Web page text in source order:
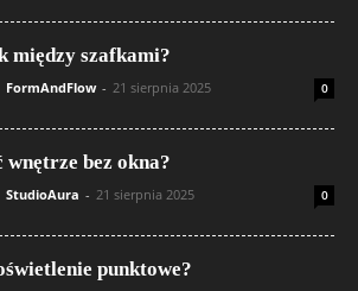
między szafkami?
FormAndFlow - 21 sierpnia 2025 0
bez okna?
StudioAura - 21 sierpnia 2025 0
punktowe?